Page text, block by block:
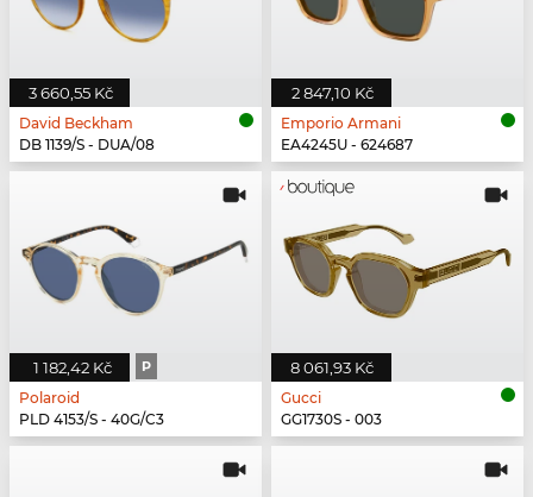
3 660,55 Kč
David Beckham
DB 1139/S - DUA/08
2 847,10 Kč
Emporio Armani
EA4245U - 624687
1 182,42 Kč P
Polaroid
PLD 4153/S - 40G/C3
8 061,93 Kč
Gucci
GG1730S - 003